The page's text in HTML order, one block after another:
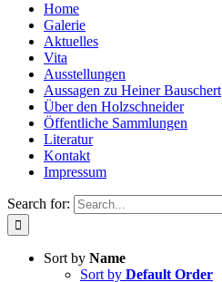
Home
Galerie
Aktuelles
Vita
Ausstellungen
Aussagen zu Heiner Bauschert
Über den Holzschneider
Öffentliche Sammlungen
Literatur
Kontakt
Impressum
Search for:
Sort by Name
Sort by Default Order